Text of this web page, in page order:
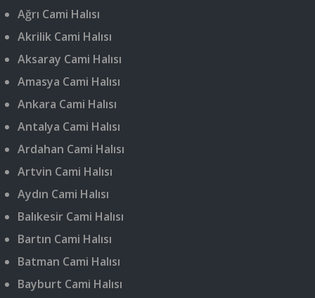
Ağrı Cami Halısı
Akrilik Cami Halısı
Aksaray Cami Halısı
Amasya Cami Halısı
Ankara Cami Halısı
Antalya Cami Halısı
Ardahan Cami Halısı
Artvin Cami Halısı
Aydın Cami Halısı
Balıkesir Cami Halısı
Bartın Cami Halısı
Batman Cami Halısı
Bayburt Cami Halısı